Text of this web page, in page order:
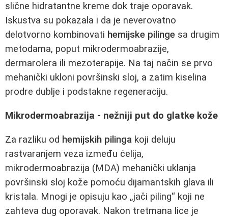
slične hidratantne kreme dok traje oporavak.
Iskustva su pokazala i da je neverovatno
delotvorno kombinovati hemijske pilinge sa drugim
metodama, poput mikrodermoabrazije,
dermarolera ili mezoterapije. Na taj način se prvo
mehanički ukloni površinski sloj, a zatim kiselina
prodre dublje i podstakne regeneraciju.
Mikrodermoabrazija - nežniji put do glatke kože
Za razliku od hemijskih pilinga koji deluju
rastvaranjem veza između ćelija,
mikrodermoabrazija (MDA) mehanički uklanja
površinski sloj kože pomoću dijamantskih glava ili
kristala. Mnogi je opisuju kao „jači piling“ koji ne
zahteva dug oporavak. Nakon tretmana lice je